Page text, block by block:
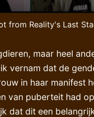
from Reality's Last
maar heel
vernam dat de
in haar manifest
van puberteit had
dat dit een